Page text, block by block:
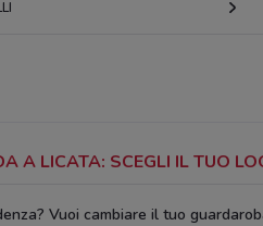
A LICATA: SCEGLI IL TUO
Vuoi cambiare il tuo